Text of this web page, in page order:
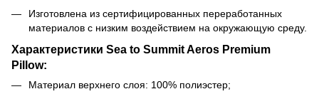
Изготовлена из сертифицированных переработанных
материалов с низким воздействием на окружающую среду.
Характеристики Sea to Summit Aeros Premium
Pillow:
Материал верхнего слоя: 100% полиэстер;